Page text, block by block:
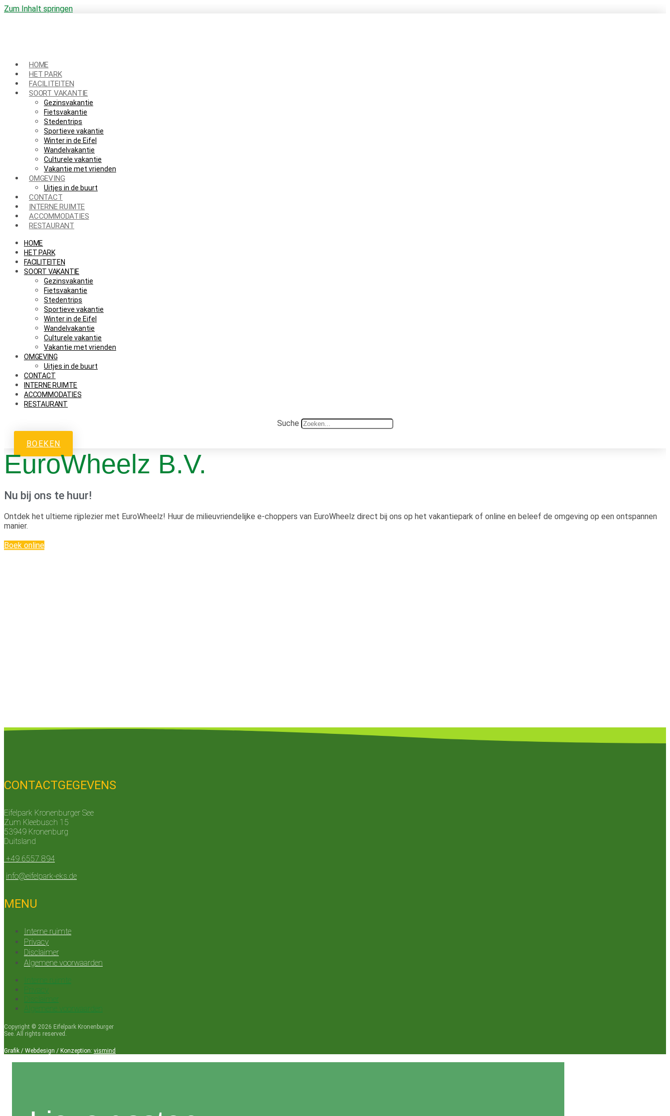
Zum Inhalt springen
HOME
HET PARK
FACILITEITEN
SOORT VAKANTIE
Gezinsvakantie
Fietsvakantie
Stedentrips
Sportieve vakantie
Winter in de Eifel
Wandelvakantie
Culturele vakantie
Vakantie met vrienden
OMGEVING
Uitjes in de buurt
CONTACT
INTERNE RUIMTE
ACCOMMODATIES
RESTAURANT
HOME
HET PARK
FACILITEITEN
SOORT VAKANTIE
Gezinsvakantie
Fietsvakantie
Stedentrips
Sportieve vakantie
Winter in de Eifel
Wandelvakantie
Culturele vakantie
Vakantie met vrienden
OMGEVING
Uitjes in de buurt
CONTACT
INTERNE RUIMTE
ACCOMMODATIES
RESTAURANT
Suche
BOEKEN
EuroWheelz B.V.
Nu bij ons te huur!
Ontdek het ultieme rijplezier met EuroWheelz! Huur de milieuvriendelijke e-choppers van EuroWheelz direct bij ons op het vakantiepark of online en beleef de omgeving op een ontspannen
manier.
Boek online
CONTACTGEGEVENS
Eifelpark Kronenburger See
Zum Kleebusch 15
53949 Kronenburg
Duitsland
+49 6557 894
info@eifelpark-eks.de
MENU
Interne ruimte
Privacy
Disclaimer
Algemene voorwaarden
Interne ruimte
Privacy
Disclaimer
Algemene voorwaarden
Copyright © 2026 Eifelpark Kronenburger
See. All rights reserved.
Grafik / Webdesign / Konzeption: vismind